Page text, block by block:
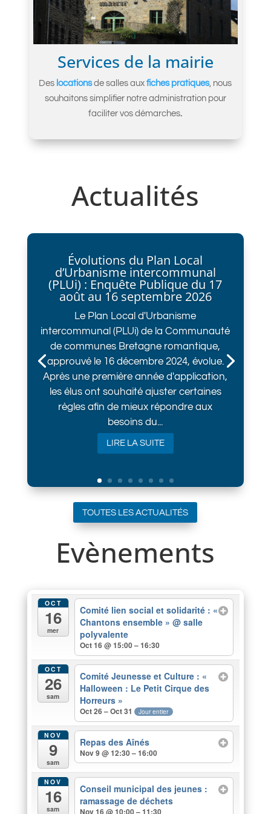
Services de la mairie
Des locations de salles auxfiches pratiques, nous
souhaitons simplifier notre administration pour
faciliter vos démarches.
Actualités
Évolutions du Plan Local
d’Urbanisme intercommunal
(PLUi) : Enquête Publique du 17
août au 16 septembre 2026
Le Plan Local d'Urbanisme
intercommunal (PLUi) de la Communauté
de communes Bretagne romantique,
approuvé le 16 décembre 2024, évolue.
Après une première année d'application,
les élus ont souhaité ajuster certaines
règles afin de mieux répondre aux
besoins du...
LIRE LA SUITE
TOUTES LES ACTUALITÉS
Evènements
OCT
16
mer
Comité lien social et solidarité : «
Chantons ensemble »@ salle
polyvalente
Oct 16 @ 15:00 – 16:30
OCT
26
sam
Comité Jeunesse et Culture : «
Halloween : Le Petit Cirque des
Horreurs »
Oct 26 – Oct 31 Jour entier
NOV
9
sam
Repas des Aînés
Nov 9 @ 12:30 – 16:00
NOV
16
sam
Conseil municipal des jeunes :
ramassage de déchets
Nov 16 @ 10:00 – 11:30